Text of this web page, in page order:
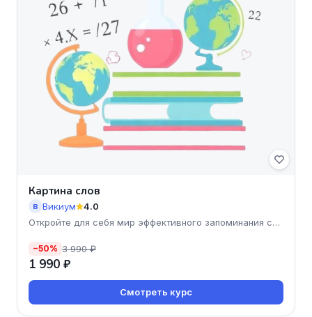
Картина слов
В Викиум
4.0
Откройте для себя мир эффективного запоминания с
−50% 3 990 ₽
1 990 ₽
Смотреть курс